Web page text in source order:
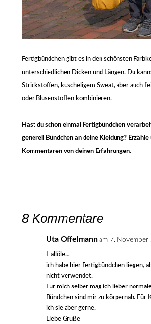
Fertigbündchen gibt es in den schönsten
unterschiedlichen Dicken und Längen. Du
Strickstoffen, kuscheligem Sweat, aber auch
oder Blusenstoffen kombinieren.
Hast du schon einmal Fertigbündchen
generell Bündchen an deine Kleidung? Erzähle
Kommentaren von deinen Erfahrungen.
8 Kommentare
Uta Offelmann am 7. November
Hallöle…
ich habe hier Fertigbündchen liegen,
nicht verwendet.
Für mich selber mag ich lieber
Bündchen sind mir zu körpernah. Für
ich sie aber gerne.
Liebe Grüße